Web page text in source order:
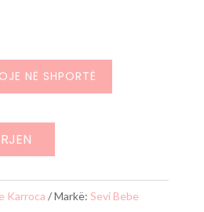
NË SHPORTË
Karroca Markë: Sevi Bebe